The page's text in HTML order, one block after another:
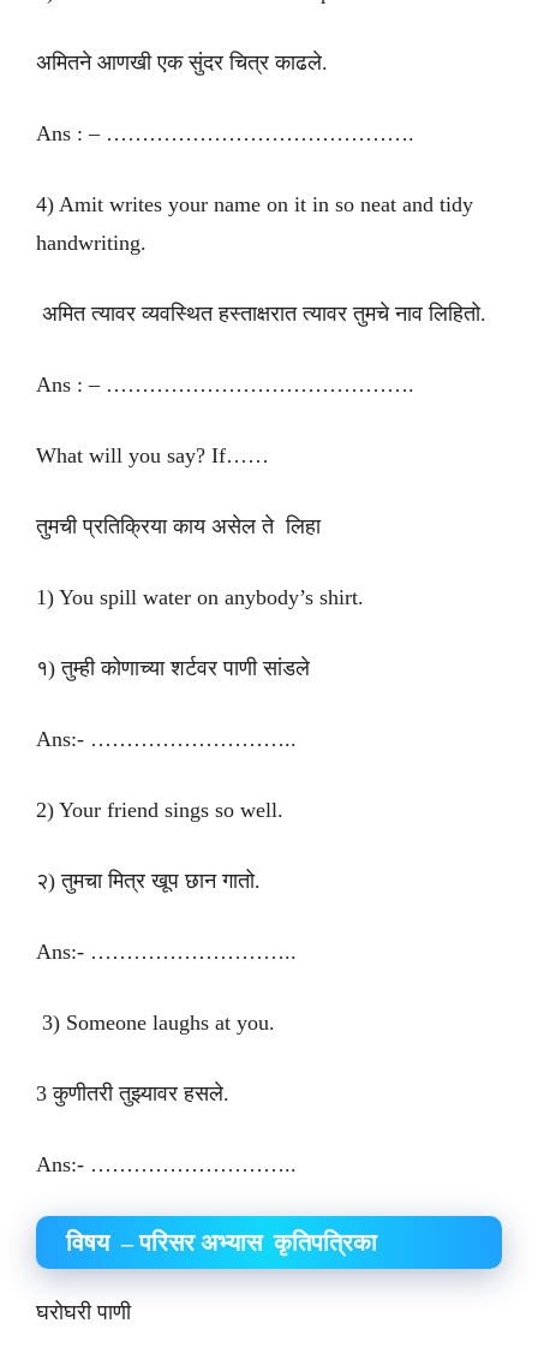
अमितने आणखी एक सुंदर चित्र काढले.
Ans : – …………………………………….
4) Amit writes your name on it in so neat and tidy
handwriting.
अमित त्यावर व्यवस्थित हस्ताक्षरात त्यावर तुमचे नाव लिहितो.
Ans : – …………………………………….
What will you say? If……
तुमची प्रतिक्रिया काय असेल ते लिहा
1) You spill water on anybody’s shirt.
१) तुम्ही कोणाच्या शर्टवर पाणी सांडले
Ans:- ………………………..
2) Your friend sings so well.
२) तुमचा मित्र खूप छान गातो.
Ans:- ………………………..
3) Someone laughs at you.
3 कुणीतरी तुझ्यावर हसले.
Ans:- ………………………..
विषय – परिसर अभ्यास कृतिपत्रिका
घरोघरी पाणी